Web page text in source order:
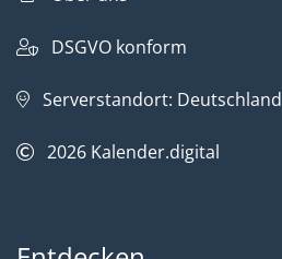
DSGVO konform
Serverstandort: Deutschland
2026 Kalender.digital